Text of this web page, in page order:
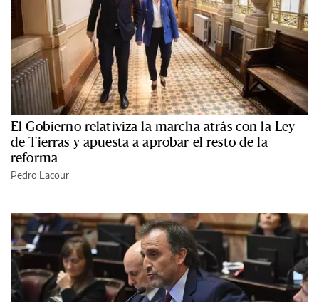
El Gobierno relativiza la marcha atrás con la Ley
de Tierras y apuesta a aprobar el resto de la
reforma
Pedro Lacour